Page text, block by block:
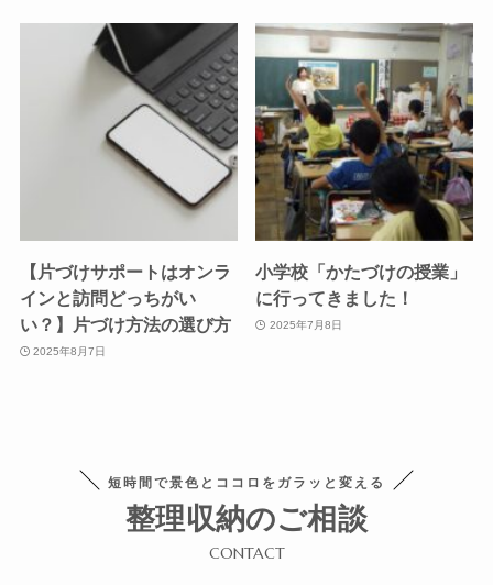
【片づけサポートはオンラ
インと訪問どっちがい
い？】片づけ方法の選び方
2025年8月7日
小学校「かたづけの授業」
に行ってきました！
2025年7月8日
短時間で景色とココロをガラッと変える
整理収納のご相談
CONTACT